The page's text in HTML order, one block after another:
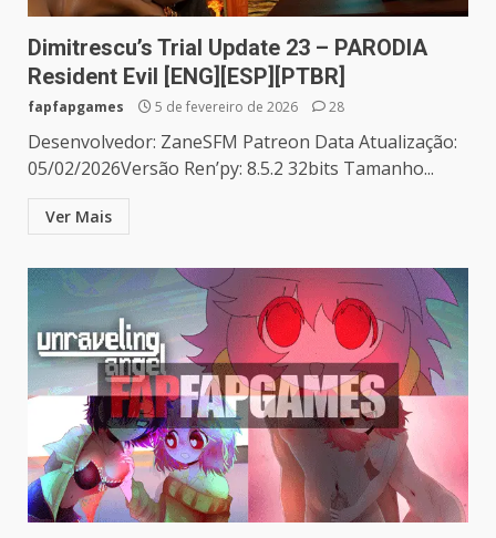
Dimitrescu’s Trial Update 23 – PARODIA
Resident Evil [ENG][ESP][PTBR]
fapfapgames 5 de fevereiro de 2026 28
Desenvolvedor: ZaneSFM Patreon Data Atualização:
05/02/2026Versão Ren’py: 8.5.2 32bits Tamanho...
Ver Mais